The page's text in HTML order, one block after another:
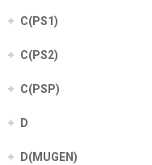
C(PS1)
C(PS2)
C(PSP)
D
D(MUGEN)